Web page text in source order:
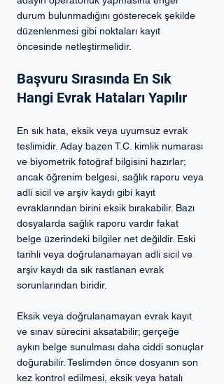
durum bulunmadığını gösterecek şekilde
düzenlenmesi gibi noktaları kayıt
öncesinde netleştirmelidir.
Başvuru Sırasında En Sık
Hangi Evrak Hataları Yapılır
En sık hata, eksik veya uyumsuz evrak
teslimidir. Aday bazen T.C. kimlik numarası
ve biyometrik fotoğraf bilgisini hazırlar;
ancak öğrenim belgesi, sağlık raporu veya
adli sicil ve arşiv kaydı gibi kayıt
evraklarından birini eksik bırakabilir. Bazı
dosyalarda sağlık raporu vardır fakat
belge üzerindeki bilgiler net değildir. Eski
tarihli veya doğrulanamayan adli sicil ve
arşiv kaydı da sık rastlanan evrak
sorunlarından biridir.
Eksik veya doğrulanamayan evrak kayıt
ve sınav sürecini aksatabilir; gerçeğe
aykırı belge sunulması daha ciddi sonuçlar
doğurabilir. Teslimden önce dosyanın son
kez kontrol edilmesi, eksik veya hatalı